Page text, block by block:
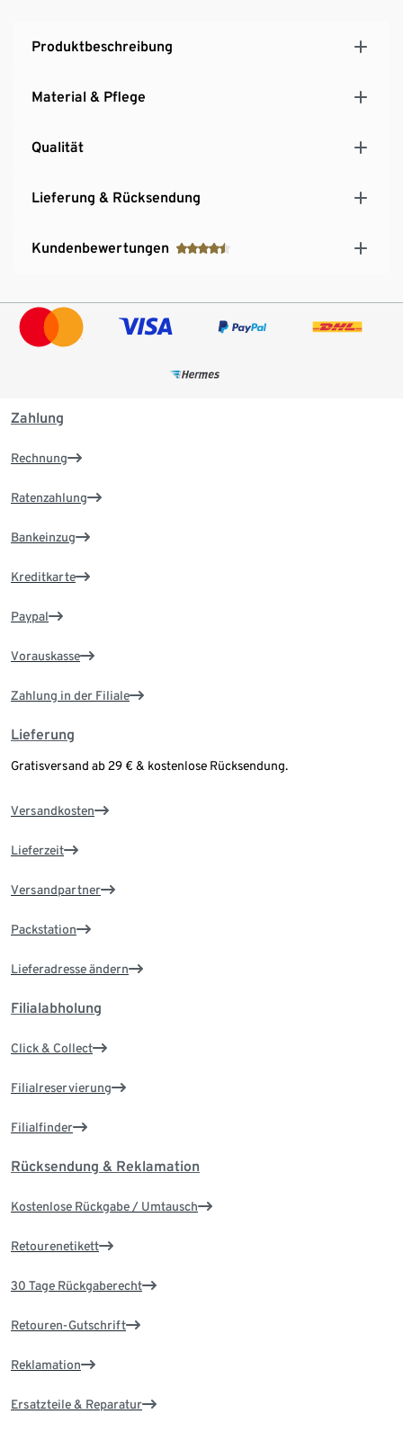
Produktbeschreibung
Material & Pflege
Qualität
Lieferung & Rücksendung
Kundenbewertungen
Zahlung
Rechnung
Ratenzahlung
Bankeinzug
Kreditkarte
Paypal
Vorauskasse
Zahlung in der Filiale
Lieferung
Gratisversand ab 29 € & kostenlose Rücksendung.
Versandkosten
Lieferzeit
Versandpartner
Packstation
Lieferadresse ändern
Filialabholung
Click & Collect
Filialreservierung
Filialfinder
Rücksendung & Reklamation
Kostenlose Rückgabe / Umtausch
Retourenetikett
30 Tage Rückgaberecht
Retouren-Gutschrift
Reklamation
Ersatzteile & Reparatur